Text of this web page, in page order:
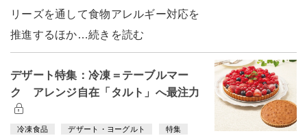
リーズを通して食物アレルギー対応を
推進するほか…続きを読む
デザート特集：冷凍＝テーブルマー
ク アレンジ自在「タルト」へ最注力
冷凍食品 デザート・ヨーグルト 特集